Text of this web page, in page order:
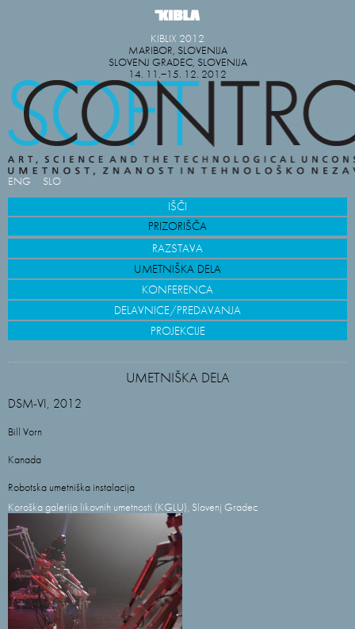
KIBLIX 2012
MARIBOR, SLOVENIJA
SLOVENJ GRADEC, SLOVENIJA
14. 11.−15. 12. 2012
ENG SLO
IŠČI
PRIZORIŠČA
RAZSTAVA
UMETNIŠKA DELA
KONFERENCA
DELAVNICE/PREDAVANJA
PROJEKCIJE
UMETNIŠKA DELA
DSM-VI, 2012
Bill Vorn
Kanada
Robotska umetniška instalacija
Koroška galerija likovnih umetnosti (KGLU), Slovenj Gradec